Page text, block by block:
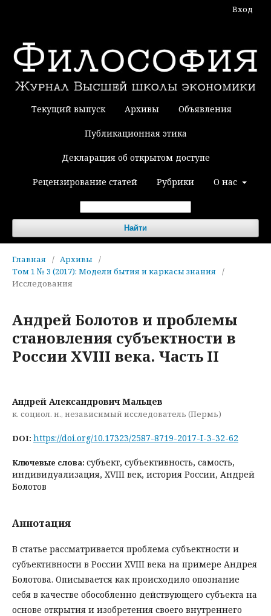
Текущий выпуск Архивы Объявления
Публикационная этика
Декларация об открытом доступе
Рецензирование статей Рубрики О нас
Найти
Вход
Главная / Архивы
/
Том 1 № 3 (2017): Модели бытия и каркасы знания
/
Исследования
Андрей Болотов и проблемы
становления субъектности в
России XVIII века. Часть II
Андрей Александрович Мальцев
к. социол. н., независимый исследователь (Пермь)
DOI: https://doi.org/10.17323/2587-8719-2017-I-3-32-62
Ключевые слова: субъект, субъективность, самость,
индивидуализация, XVIII век, история России, Андрей
Болотов
Аннотация
В статье рассматривается проблема субъектности и
субъективности в России XVIII века на примере Андрея
Болотова. Описывается как происходило опознание
себя в качестве обособленно действующего субъекта на
основе открытия и изобретения своего внутреннего